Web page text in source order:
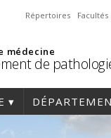
Répertoires Facultés
médecine
de